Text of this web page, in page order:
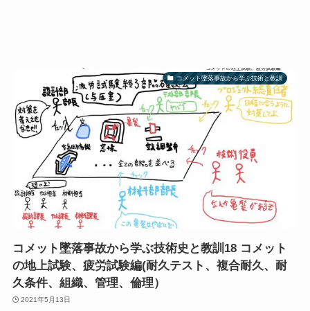
コメット墜落事故から学ぶ技術と教訓
コメット墜落事故から学ぶ技術史と教訓18 コメット
の地上試験、疲労試験編(耐久テスト、複合耐久、耐
久条件、組織、管理、倫理）
2021年5月13日